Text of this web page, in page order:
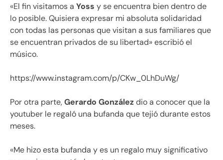
«El fin visitamos a Yoss y se encuentra bien dentro de
lo posible. Quisiera expresar mi absoluta solidaridad
con todas las personas que visitan a sus familiares que
se encuentran privados de su libertad» escribió el
músico.
https://www.instagram.com/p/CKw_0LhDuWg/
Por otra parte,Gerardo Gonzálezdio a conocer que la
youtuber le regaló una bufanda que tejió durante estos
meses.
«Me hizo esta bufanda y es un regalo muy significativo